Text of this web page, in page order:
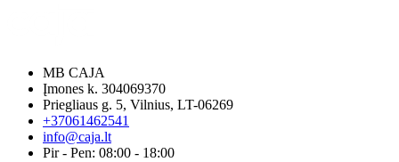
MB CAJA
Įmones k. 304069370
Priegliaus g. 5, Vilnius, LT-06269
+37061462541
info@caja.lt
Pir - Pen: 08:00 - 18:00